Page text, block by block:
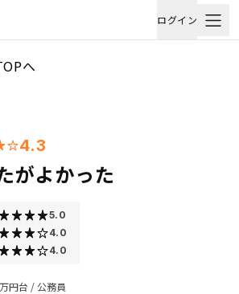
ログイン
へ
4.3
がよかった
5.0
4.0
4.0
円台 /公務員